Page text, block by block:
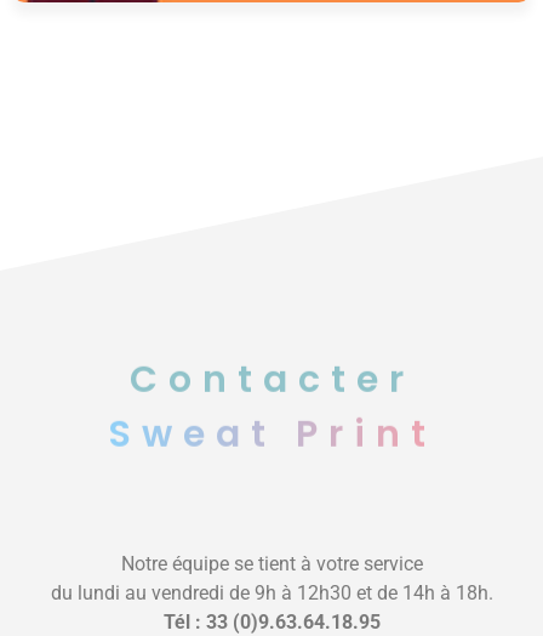
Contacter
Sweat Print
Notre équipe se tient à votre service
du lundi au vendredi de 9h à 12h30 et de 14h à 18h.
Tél : 33 (0)9.63.64.18.95